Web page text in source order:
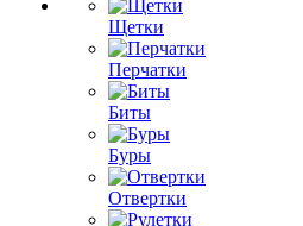
Щетки
Перчатки
Биты
Буры
Отвертки